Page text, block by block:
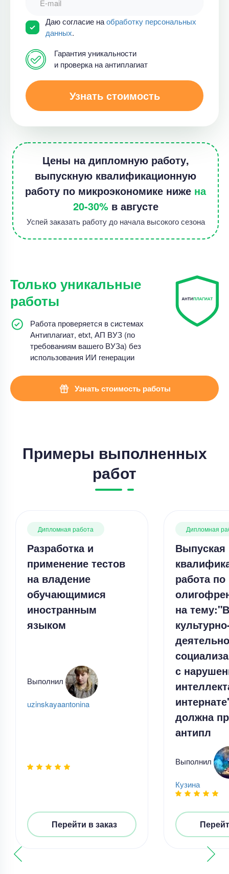
Даю согласие наобработку персональных
данных.
Гарантия уникальности
и проверка на антиплагиат
Узнать стоимость
Цены на дипломную работу,
выпускную квалификационную
работу по микроэкономике ниже на
20-30%в августе
Успей заказать работу до начала высокого сезона
Только уникальные
работы
Работа проверяется в системах
Антиплагиат, etxt, АП ВУЗ (по
требованиям вашего ВУЗа) без
использования ИИ генерации
Узнать стоимость работы
Примеры выполненных
работ
Дипломная работа
Разработка и
применение тестов
на владение
обучающимися
иностранным
языком
Выполнил
uzinskayaantonina
Перейти в заказ
Дипломная
Выпуская
работа по
на
с
должна
антипл
Выполнил
Кузина
Лингвистический, дидактический и
технологический аспекты создания
английском языке у школьников
Уникальность